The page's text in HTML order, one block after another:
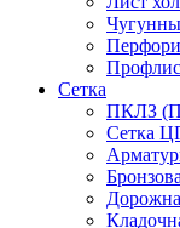
Сетка
ПКЛЗ
Сетка